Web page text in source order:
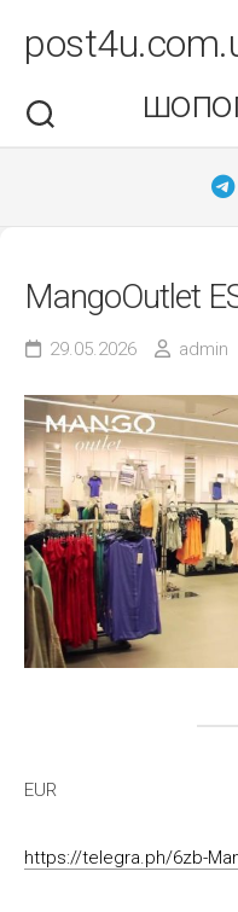
вмісту
MangoOutlet
29.05.2026 admin
EUR
https://telegra.ph/6zb-